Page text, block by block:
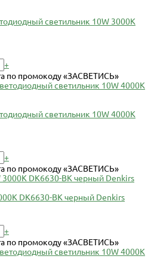
светильник 10W 3000К
+
по промокоду «ЗАСВЕТИСЬ»
светильник 10W 4000К
+
по промокоду «ЗАСВЕТИСЬ»
DK6630-BK черный Denkirs
+
по промокоду «ЗАСВЕТИСЬ»